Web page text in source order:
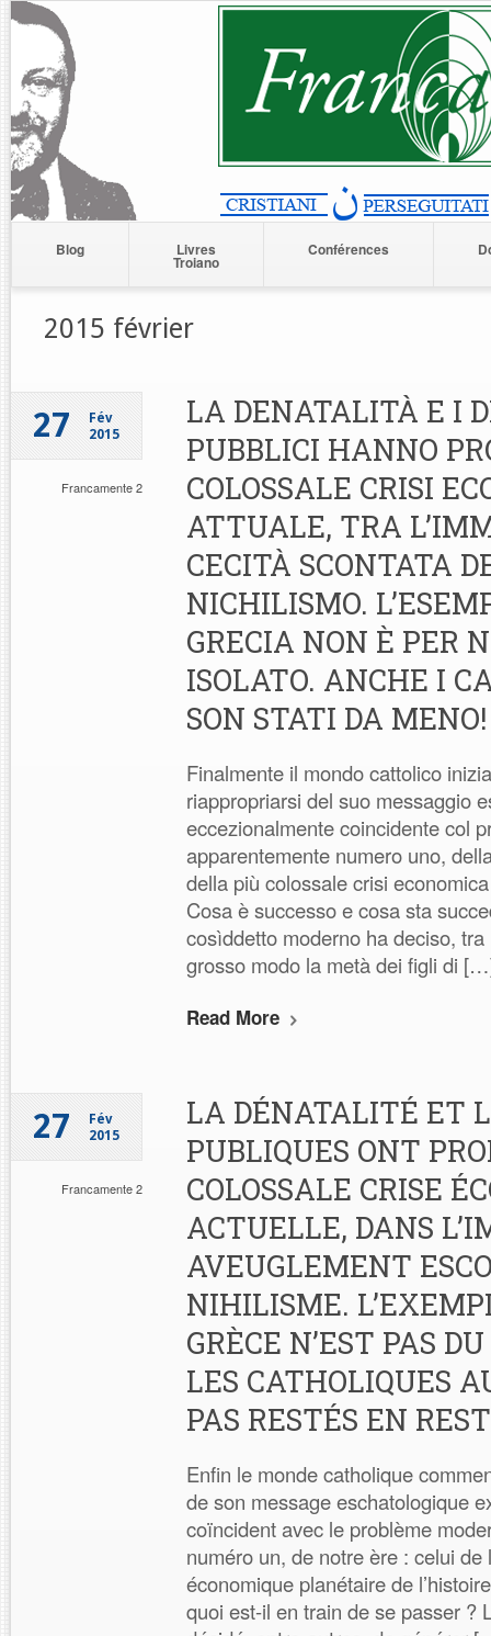
Blog Livres
Troiano
Conférences
2015 février
27
Fév
2015
Francamente 2
LA DENATALITÀ E I
PUBBLICI HANNO
COLOSSALE CRISI
ATTUALE, TRA
CECITÀ SCONTATA
NICHILISMO.
GRECIA NON È PER
ISOLATO. ANCHE I
SON STATI DA MENO!
Finalmente il mondo cattolico
riappropriarsi del suo messaggio
eccezionalmente coincidente col
apparentemente numero uno,
della più colossale crisi
Cosa è successo e cosa sta
cosìddetto moderno ha deciso, tra
grosso modo la metà dei figli di
Read More
27
Fév
2015
Francamente 2
LA DÉNATALITÉ ET
PUBLIQUES ONT
COLOSSALE CRISE
ACTUELLE, DANS
AVEUGLEMENT
NIHILISME.
GRÈCE N’EST PAS
LES CATHOLIQUES
PAS RESTÉS EN
Enfin le monde catholique
de son message eschatologique
coïncident avec le problème
numéro un, de notre ère : celui
économique planétaire de
quoi est-il en train de se passer ?